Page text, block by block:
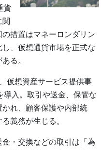
貨
関
措置はマネーロンダリン
、仮想通貨市場を正式な
る。
仮想資産サービス提供事
導入。取引や送金、保管な
れ、顧客保護や内部統
義務が生じる。
・交換などの取引は「為